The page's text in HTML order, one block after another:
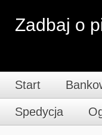
Zadbaj o
Start
Spedycja